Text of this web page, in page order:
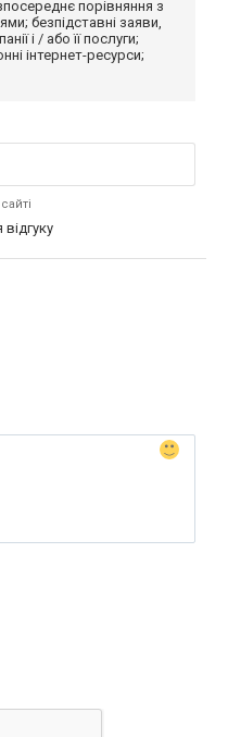
порівняння з
безпідставні заяви,
і / або її послуги;
інтернет-ресурси;